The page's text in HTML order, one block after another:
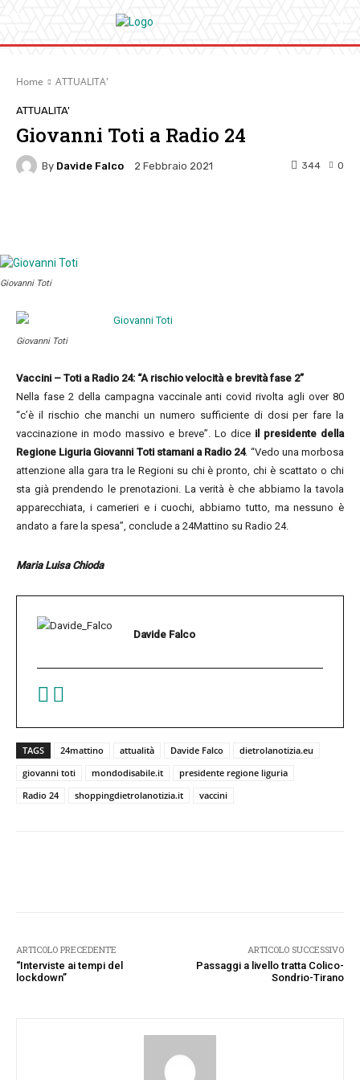
Home ATTUALITA'
ATTUALITA'
Giovanni Toti a Radio 24
By Davide Falco 2 Febbraio 2021 0
344
Giovanni Toti
Giovanni Toti
Vaccini – Toti a Radio 24: “A rischio velocità e brevità fase 2”
Nella fase 2 della campagna vaccinale anti covid rivolta agli over 80
“c’è il rischio che manchi un numero sufficiente di dosi per fare la
vaccinazione in modo massivo e breve”. Lo dice il presidente della
Regione Liguria Giovanni Toti stamani a Radio 24. “Vedo una morbosa
attenzione alla gara tra le Regioni su chi è pronto, chi è scattato o chi
sta già prendendo le prenotazioni. La verità è che abbiamo la tavola
apparecchiata, i camerieri e i cuochi, abbiamo tutto, ma nessuno è
andato a fare la spesa”, conclude a 24Mattino su Radio 24.
Maria Luisa Chioda
Davide Falco
TAGS 24mattino attualità Davide Falco
dietrolanotizia.eu
giovanni toti
mondodisabile.it
presidente regione liguria
Radio 24
shoppingdietrolanotizia.it vaccini
ARTICOLO PRECEDENTE
“Interviste ai tempi del
lockdown”
ARTICOLO SUCCESSIVO
Passaggi a livello tratta Colico-
Sondrio-Tirano